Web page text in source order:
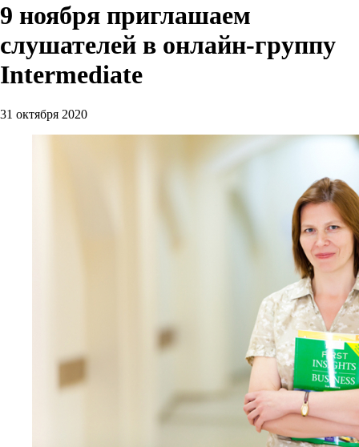
9 ноября приглашаем
слушателей в онлайн-группу
Intermediate
31 октября 2020